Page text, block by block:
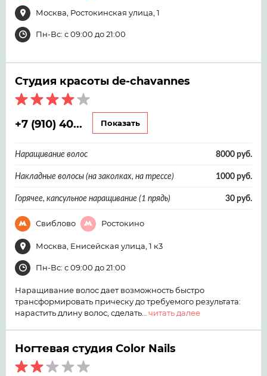
Москва, Ростокинская улица, 1
Пн-Вс: с 09:00 до 21:00
Студия красоты de-chavannes
+7 (910) 40... Показать
Наращивание волос 8000 руб.
Накладные волосы (на заколках, на трессе) 1000 руб.
Горячее, капсульное наращивание (1 прядь) 30 руб.
Свиблово Ростокино
Москва, Енисейская улица, 1 к3
Пн-Вс: с 09:00 до 21:00
Наращивание волос дает возможность быстро
трансформировать прическу до требуемого результата:
нарастить длину волос, сделать… читать далее
Ногтевая студия Color Nails